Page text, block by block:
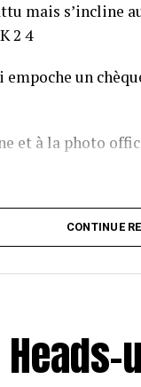
mais s’incline
2 4
un
et à la photo
trophée du BPTCONTINUE